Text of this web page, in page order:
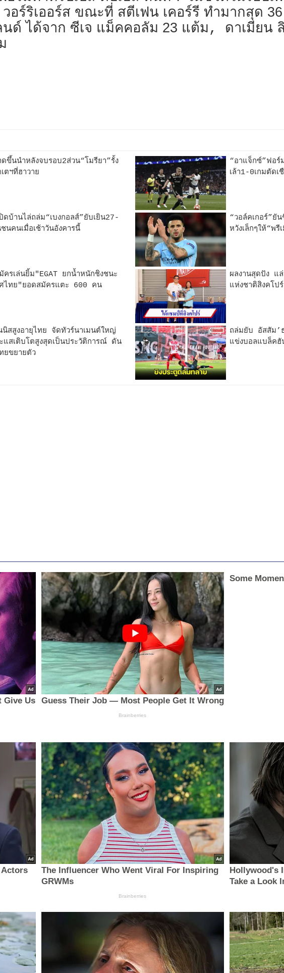
อร์ริเออร์ส ขณะที่ สตีเฟน เคอร์รี ทำมากสุด
ด์ ได้จาก ซีเจ แม็คคอลัม 23 แต้ม, ดาเมียน
ขึ้นนำหลังจบรอบ2ส่วน“โมรียา”รั้ง
ตฯที่ฮาวาย
“อาแจ็กซ์”ฟอร์
เล้า1-0เกมตัด
ดบ้านไล่ถล่ม“เบงกอลส์”ยับเยิน27-
นคนเมื่อเช้าวันอังคารนี้
“วอล์คเกอร์”ยั
หวังเล็กๆให้“พรี
รเล่นยิ้ม"EGAT ยกน้ำหนักชิงชนะ
ศไทย"ยอดสมัครแตะ 600 คน
ผลงานสุดปัง แ
แห่งชาติสิงคโป
นิสสูงอายุไทย จัดทัวร์นาเมนต์ใหญ่
แสเติบโตสูงสุดเป็นประวัติการณ์ ดัน
ยขยายตัว
ถล่มยับ อัสสัม
แข่งบอลแบล็คฮั